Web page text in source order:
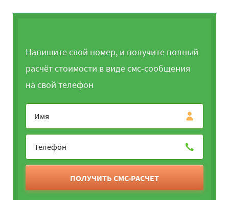
Напишите свой номер, и получите полный
расчёт стоимости в виде смс-сообщения
на свой телефон
ПОЛУЧИТЬ СМС-РАСЧЕТ